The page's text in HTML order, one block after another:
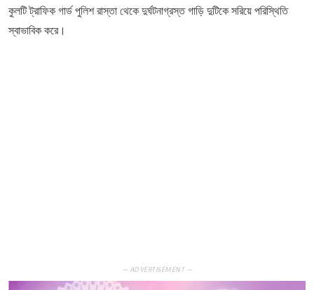
কুলটি ট্রাফিক গার্ড পুলিশ রাস্তা থেকে দুর্ঘটনাগ্রস্ত গাড়ি দুটিকে সরিয়ে পরিস্থিতি
স্বাভাবিক করে।
— ADVERTISEMENT —